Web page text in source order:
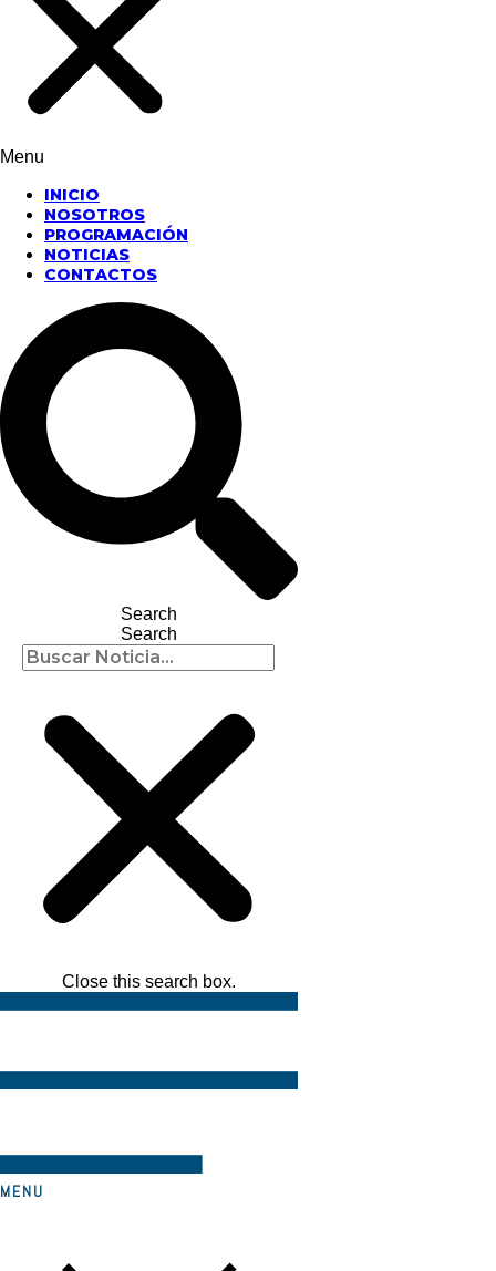
Menu
INICIO
NOSOTROS
PROGRAMACIÓN
NOTICIAS
CONTACTOS
Search
Search
Close this search box.
MENU